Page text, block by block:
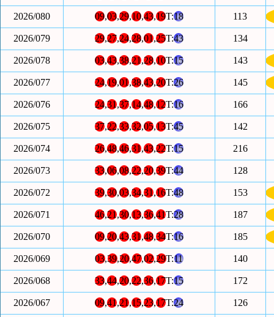
2026/080 09,03,29,10,43,19T:18 113
2026/079 29,27,24,28,01,25T:43 134
2026/078 03,43,38,21,28,10T:15 143
2026/077 24,19,01,38,43,20T:26 145
2026/076 24,31,37,14,48,12T:16 166
2026/075 37,22,33,32,05,13T:45 142
2026/074 26,48,46,31,43,22T:15 216
2026/073 33,06,08,22,20,39T:44 128
2026/072 39,30,03,34,31,16T:48 153
2026/071 46,21,30,13,36,41T:28 187
2026/070 09,20,43,31,48,34T:16 185
2026/069 03,39,20,47,02,29T:11 140
2026/068 33,44,20,22,36,17T:15 172
2026/067 09,41,21,15,23,17T:24 126